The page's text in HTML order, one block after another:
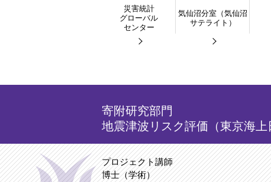
災害統計
グローバル
センター
気仙沼分室（気仙沼
サテライト）
寄附研究部門
地震津波リスク評価（東京海
プロジェクト講師
博士（学術）